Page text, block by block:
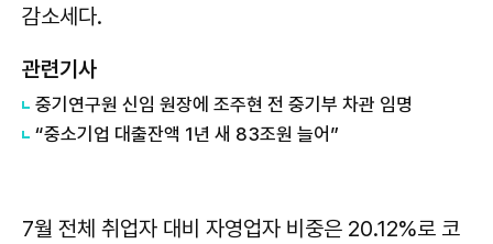
감소세다.
관련기사
중기연구원 신임 원장에 조주현 전 중기부 차관 임명
“중소기업 대출잔액 1년 새 83조원 늘어”
7월 전체 취업자 대비 자영업자 비중은 20.12%로 코